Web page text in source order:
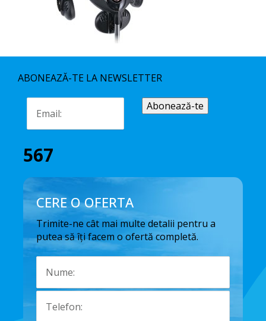
ABONEAZĂ-TE LA NEWSLETTER
567
CERE O OFERTA
Trimite-ne cât mai multe detalii pentru a
putea să îți facem o ofertă completă.